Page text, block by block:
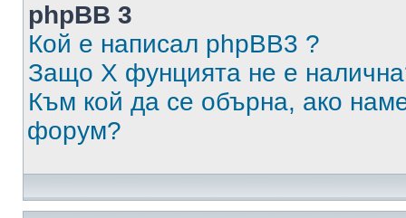
phpBB 3
Кой е написал phpBB3 ?
Защо X фунцията не е
Към кой да се обърна, ако
форум?